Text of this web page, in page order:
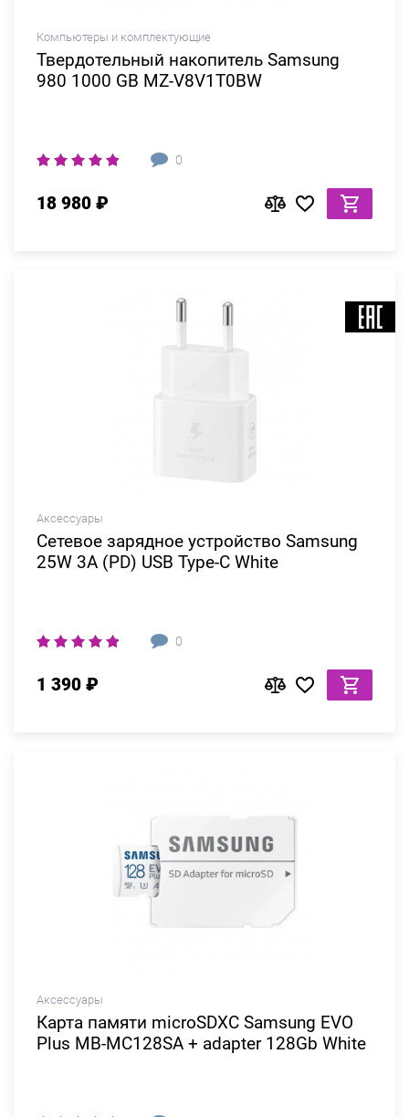
Компьютеры и комплектующие
Твердотельный накопитель Samsung
980 1000 GB MZ-V8V1T0BW
0
18 980 ₽
Аксессуары
Сетевое зарядное устройство Samsung
25W 3A (PD) USB Type-C White
0
1 390 ₽
Аксессуары
Карта памяти microSDXC Samsung EVO
Plus MB-MC128SA + adapter 128Gb White